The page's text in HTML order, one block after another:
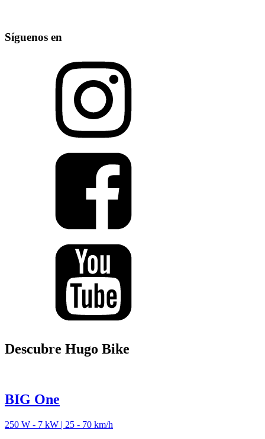
Síguenos en
Descubre Hugo Bike
BIG One
250 W - 7 kW | 25 - 70 km/h